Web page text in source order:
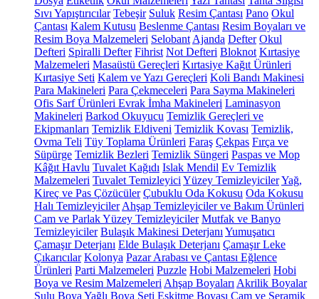
Sıvı Yapıştırıcılar Tebeşir Suluk Resim Çantası Pano Okul
Çantası Kalem Kutusu Beslenme Çantası Resim Boyaları ve
Resim Boya Malzemeleri Selobant Ajanda Defter Okul
Defteri Spiralli Defter Fihrist Not Defteri Bloknot Kırtasiye
Malzemeleri Masaüstü Gereçleri Kırtasiye Kağıt Ürünleri
Kırtasiye Seti Kalem ve Yazı Gereçleri Koli Bandı Makinesi
Para Makineleri Para Çekmeceleri Para Sayma Makineleri
Ofis Sarf Ürünleri Evrak İmha Makineleri Laminasyon
Makineleri Barkod Okuyucu Temizlik Gereçleri ve
Ekipmanları Temizlik Eldiveni Temizlik Kovası Temizlik,
Ovma Teli Tüy Toplama Ürünleri Faraş Çekpas Fırça ve
Süpürge Temizlik Bezleri Temizlik Süngeri Paspas ve Mop
Kâğıt Havlu Tuvalet Kağıdı Islak Mendil Ev Temizlik
Malzemeleri Tuvalet Temizleyici Yüzey TemizleyicilerYağ,
Kireç ve Pas Çözücüler Çubuklu Oda Kokusu Oda Kokusu
Halı Temizleyiciler Ahşap Temizleyiciler ve Bakım Ürünleri
Cam ve Parlak Yüzey Temizleyiciler Mutfak ve Banyo
Temizleyiciler Bulaşık Makinesi Deterjanı Yumuşatıcı
Çamaşır Deterjanı Elde Bulaşık Deterjanı Çamaşır Leke
Çıkarıcılar Kolonya Pazar Arabası ve Çantası Eğlence
Ürünleri Parti Malzemeleri Puzzle Hobi Malzemeleri Hobi
Boya ve Resim Malzemeleri Ahşap Boyaları Akrilik Boyalar
Sulu Boya Yağlı Boya Seti Eskitme Boyası Cam ve Seramik